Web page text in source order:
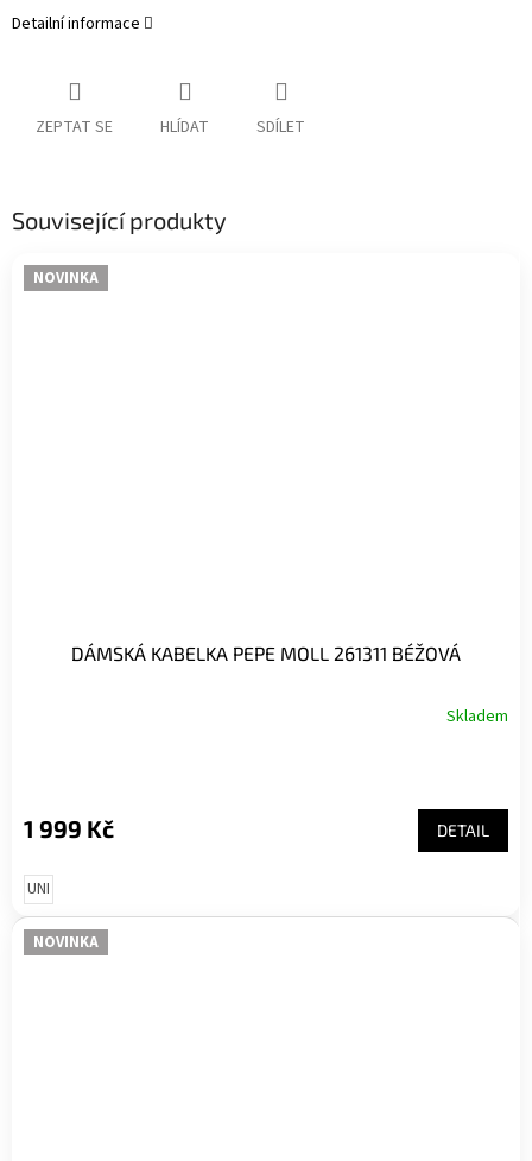
Detailní informace
ZEPTAT SE HLÍDAT SDÍLET
Související produkty
NOVINKA
DÁMSKÁ KABELKA PEPE MOLL 261311 BÉŽOVÁ
Skladem
1 999 Kč DETAIL
UNI
NOVINKA